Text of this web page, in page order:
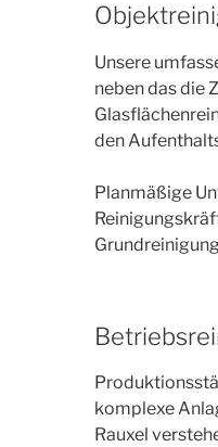
Unsere
neben das die
den
Planmäßige
komplexe
Rauxel